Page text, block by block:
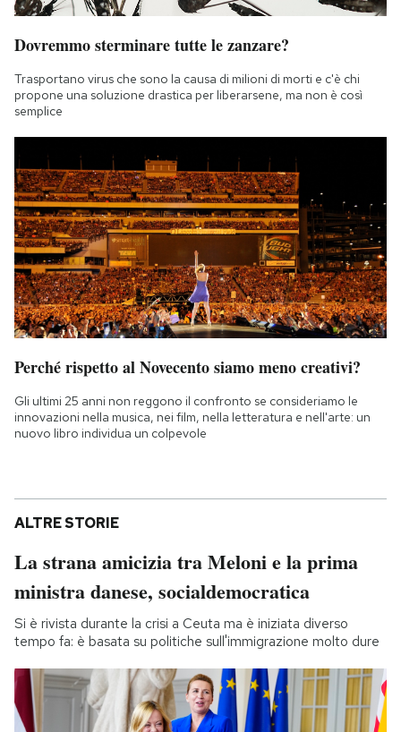
Dovremmo sterminare tutte le zanzare?
Trasportano virus che sono la causa di milioni di morti e c'è chi
propone una soluzione drastica per liberarsene, ma non è così
semplice
Perché rispetto al Novecento siamo meno creativi?
Gli ultimi 25 anni non reggono il confronto se consideriamo le
innovazioni nella musica, nei film, nella letteratura e nell'arte: un
nuovo libro individua un colpevole
ALTRE STORIE
La strana amicizia tra Meloni e la prima
ministra danese, socialdemocratica
Si è rivista durante la crisi a Ceuta ma è iniziata diverso
tempo fa: è basata su politiche sull'immigrazione molto dure